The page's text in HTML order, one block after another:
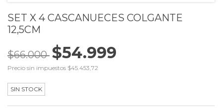
SET X 4 CASCANUECES COLGANTE
12,5CM
$66.000 $54.999
Precio sin impuestos $45.453,72
SIN STOCK